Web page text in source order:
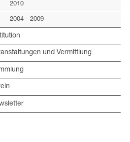
2010
2004 - 2009
und Vermittlung